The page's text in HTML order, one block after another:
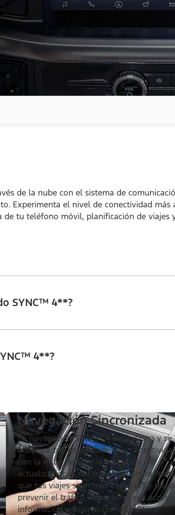
de la nube con el sistema de
Experimenta el nivel de conectividad más
tu teléfono móvil, planificación de viajes
SYNC™ 4**?
4**?
Navegación Sincronizada
La navegación SYNC™ 4 evoluciona y se
adapta a tus necesidades. Su
con la nube permite la recepción de
actualizaciones del tráfico a tiempo real
que tus viajes sean más cómodos y
prevenir el tráfico. Además ofrece acceso a
información adicional como el último